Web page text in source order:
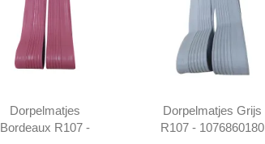
Dorpelmatjes
Bordeaux R107 -
Dorpelmatjes Grijs
R107 - 1076860180